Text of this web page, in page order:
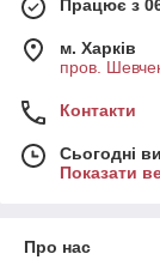
Працює з
м. Харків
пров.
Контакти
Сьогодні
Показати
Про нас